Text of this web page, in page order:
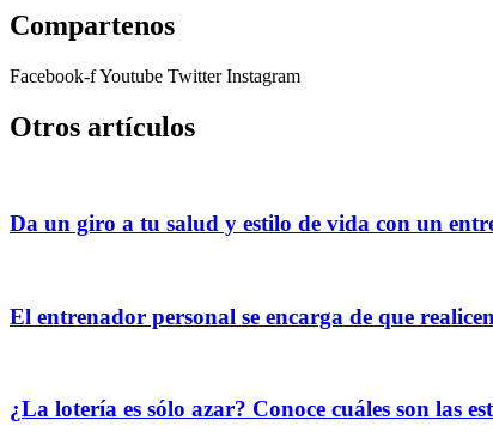
Compartenos
Facebook-fYoutube Twitter Instagram
Otros artículos
Da un giro a tu salud y estilo de vida con un
El entrenador personal se encarga de que
¿La lotería es sólo azar? Conoce cuáles son las